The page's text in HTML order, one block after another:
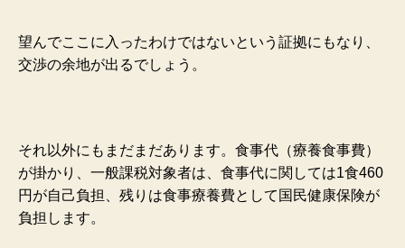
望んでここに入ったわけではないという証拠にもなり、
交渉の余地が出るでしょう。
それ以外にもまだまだあります。食事代（療養食事費）
が掛かり、一般課税対象者は、食事代に関しては1食460
円が自己負担、残りは食事療養費として国民健康保険が
負担します。